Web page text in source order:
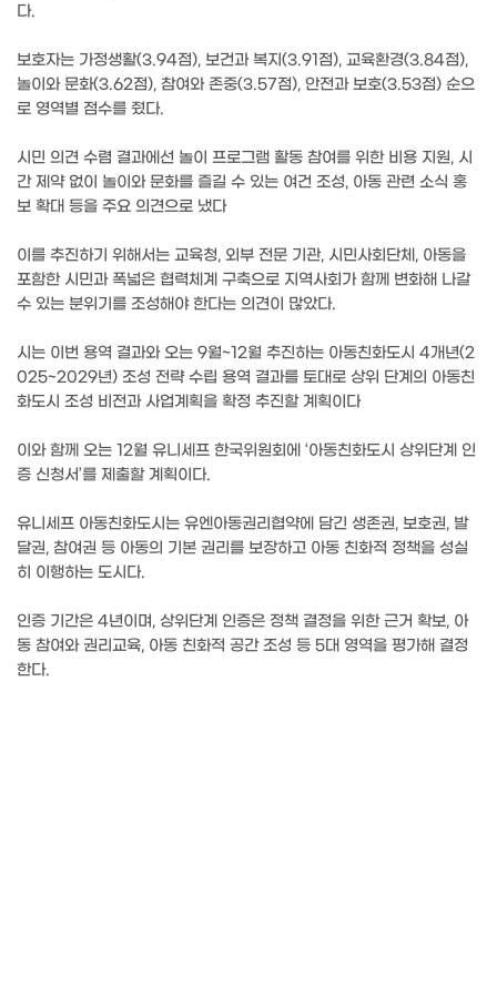
다.
보호자는 가정생활(3.94점), 보건과 복지(3.91점), 교육환경(3.84점),
놀이와 문화(3.62점), 참여와 존중(3.57점), 안전과 보호(3.53점) 순으
로 영역별 점수를 줬다.
시민 의견 수렴 결과에선 놀이 프로그램 활동 참여를 위한 비용 지원, 시
간 제약 없이 놀이와 문화를 즐길 수 있는 여건 조성, 아동 관련 소식 홍
보 확대 등을 주요 의견으로 냈다
이를 추진하기 위해서는 교육청, 외부 전문 기관, 시민사회단체, 아동을
포함한 시민과 폭넓은 협력체계 구축으로 지역사회가 함께 변화해 나갈
수 있는 분위기를 조성해야 한다는 의견이 많았다.
시는 이번 용역 결과와 오는 9월~12월 추진하는 아동친화도시 4개년(2
025~2029년) 조성 전략 수립 용역 결과를 토대로 상위 단계의 아동친
화도시 조성 비전과 사업계획을 확정 추진할 계획이다
이와 함께 오는 12월 유니세프 한국위원회에 ‘아동친화도시 상위단계 인
증 신청서’를 제출할 계획이다.
유니세프 아동친화도시는 유엔아동권리협약에 담긴 생존권, 보호권, 발
달권, 참여권 등 아동의 기본 권리를 보장하고 아동 친화적 정책을 성실
히 이행하는 도시다.
인증 기간은 4년이며, 상위단계 인증은 정책 결정을 위한 근거 확보, 아
동 참여와 권리교육, 아동 친화적 공간 조성 등 5대 영역을 평가해 결정
한다.